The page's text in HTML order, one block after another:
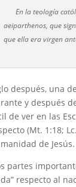
En la teología
aeiparthenos, que
que ella era virgen
después, una
y después
de ver en las
(Mt. 1:18;
de
partes
respecto al